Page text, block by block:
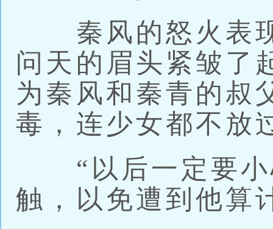
秦风的怒火表现
问天的眉头紧皱了
为秦风和秦青的叔
毒，连少女都不放
“以后一定要小
触，以免遭到他算